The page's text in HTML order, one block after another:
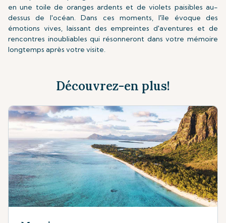
en une toile de oranges ardents et de violets paisibles au-
dessus de l'océan. Dans ces moments, l'île évoque des
émotions vives, laissant des empreintes d'aventures et de
rencontres inoubliables qui résonneront dans votre mémoire
longtemps après votre visite.
Découvrez-en plus!